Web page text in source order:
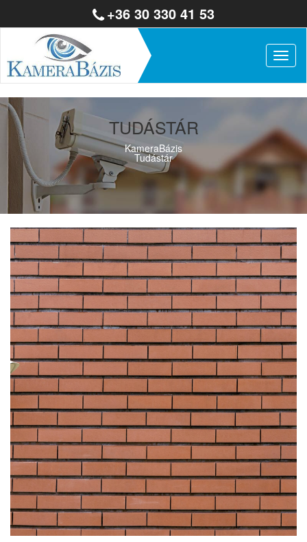
+36 30 330 41 53
TUDÁSTÁR
KameraBázis
Tudástár